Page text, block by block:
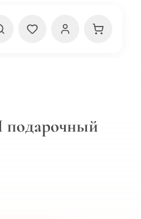
подарочный